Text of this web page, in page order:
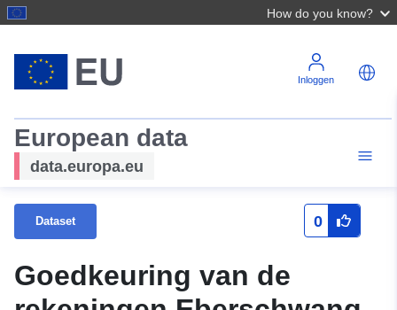
How do you know?
Inloggen
European data
data.europa.eu
Dataset 0
Goedkeuring van de